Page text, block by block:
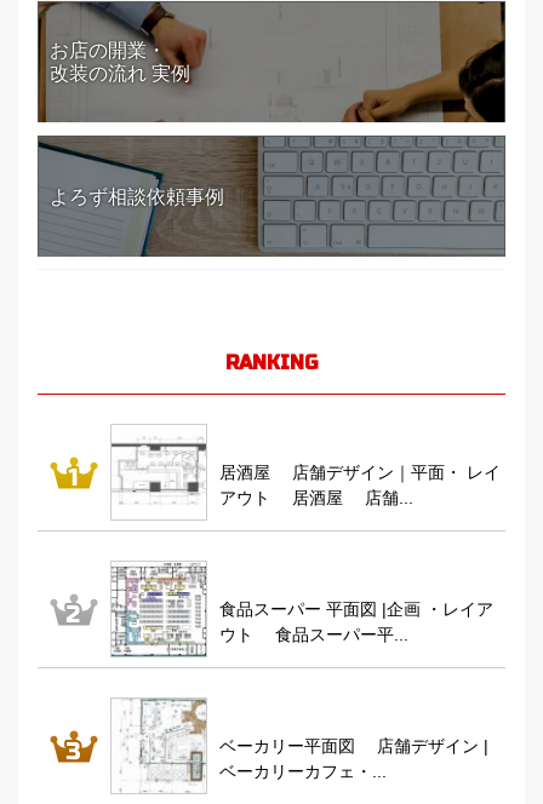
お店の開業・
改装の流れ 実例
よろず相談依頼事例
RANKING
居酒屋 店舗デザイン｜平面・ レイ
アウト 居酒屋 店舗...
食品スーパー 平面図 |企画 ・レイア
ウト 食品スーパー平...
ベーカリー平面図 店舗デザイン |
ベーカリーカフェ・...